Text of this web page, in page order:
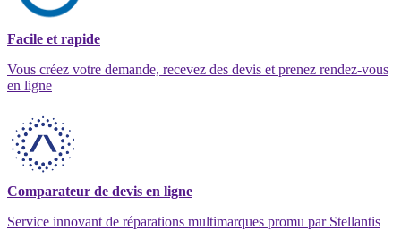
Facile et rapide
Vous créez votre demande, recevez des devis et prenez rendez-vous
en ligne
Comparateur de devis en ligne
Service innovant de réparations multimarques promu par Stellantis